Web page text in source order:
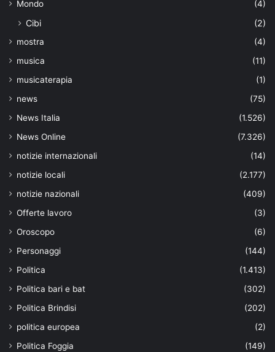
Mondo (4)
Cibi (2)
mostra
(4)
musica
(11)
musicaterapia
(1)
news
(75)
News Italia
(1.526)
News Online
(7.326)
notizie internazionali
(14)
notizie locali
(2.177)
notizie nazionali
(409)
Offerte lavoro
(3)
Oroscopo
(6)
Personaggi
(144)
Politica
(1.413)
Politica bari e bat
(302)
Politica Brindisi
(202)
politica europea
(2)
Politica Foggia
(149)